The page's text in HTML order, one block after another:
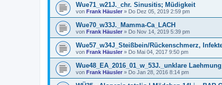
Wue71_w21J._chr. Sinusitis; Müdigkeit
von Frank Häusler » Do Dez 05, 2019 2:59 pm
Wue70_w33J._Mamma-Ca_LACH
von Frank Häusler » Do Nov 14, 2019 5:39 pm
Wue57_w34J_Steißbein/Rückenschmerz,
von Frank Häusler » Do Mai 04, 2017 9:50 pm
Wue48_EA_2016_01_w_53J._unklare
von Frank Häusler » Do Jan 28, 2016 8:14 pm